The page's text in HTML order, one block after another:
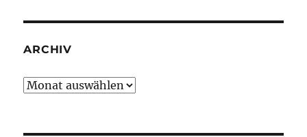
ARCHIV
Archiv